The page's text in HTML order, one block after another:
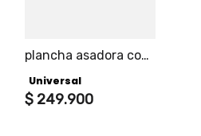
plancha asadora con
antiadherente, asas
frías al tacto y
Universal
$ 249.900